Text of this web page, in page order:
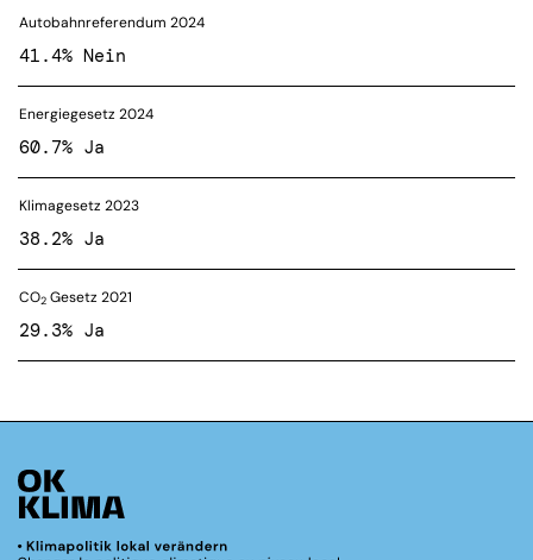
Autobahnreferendum 2024
41.4% Nein
Energiegesetz 2024
60.7% Ja
Klimagesetz 2023
38.2% Ja
CO2 Gesetz 2021
29.3% Ja